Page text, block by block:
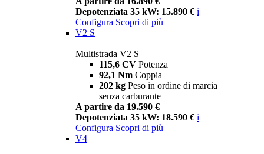
Depotenziata 35 kW: 15.890 € i
Configura Scopri di più
V2 S
Multistrada V2 S
115,6 CV Potenza
92,1 Nm Coppia
202 kg Peso in ordine di marcia
senza carburante
A partire da 19.590 €
Depotenziata 35 kW: 18.590 € i
Configura Scopri di più
V4